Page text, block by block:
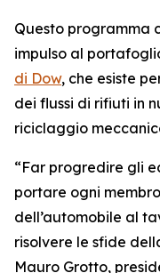
Questo programma
impulso al
di Dow, che esiste
dei flussi di rifiuti in
riciclaggio
“Far progredire gli
portare ogni
dell’automobile al
risolvere le sfide
Mauro Grotto,